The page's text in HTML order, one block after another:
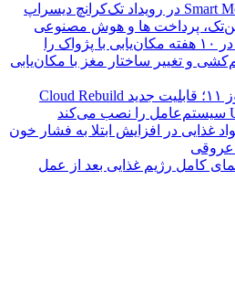
رونمایی از استیج Smart Money در رویداد تک‌کرانچ دیسراپ
انسان‌ ها می‌توانند تنها در ۱۰ هفته مکان‌یابی با پژواک را
و تغییر ساختار مغز با مکان‌یابی
انقلاب در بازیابی ویندوز ۱۱؛ قابلیت جدید Cloud Rebuild
غذایی در افزایش ابتلا به فشار خون
عروقی
کامل رژیم غذایی بعد از عمل